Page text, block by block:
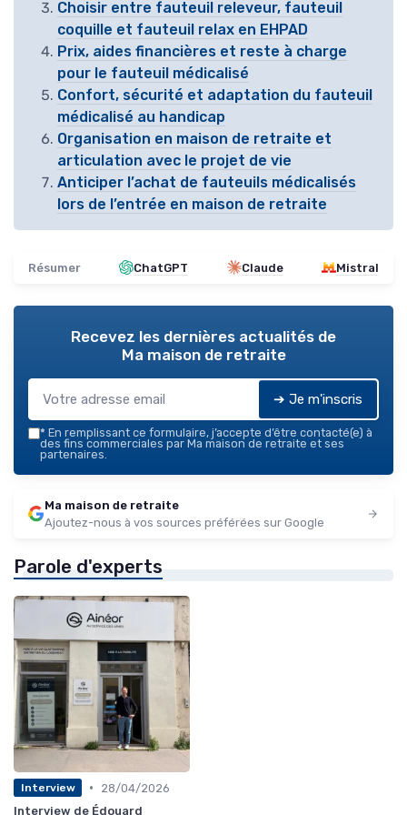
Choisir entre fauteuil releveur, fauteuil
coquille et fauteuil relax en EHPAD
Prix, aides financières et reste à charge
pour le fauteuil médicalisé
Confort, sécurité et adaptation du fauteuil
médicalisé au handicap
Organisation en maison de retraite et
articulation avec le projet de vie
Anticiper l’achat de fauteuils médicalisés
lors de l’entrée en maison de retraite
Résumer ChatGPT Claude Mistral
Recevez les dernières actualités de
Ma maison de retraite
➔ Je m'inscris
* En remplissant ce formulaire, j’accepte d’être contacté(e) à
des fins commerciales par Ma maison de retraite et ses
partenaires.
Ma maison de retraite
Ajoutez-nous à vos sources préférées sur Google
Parole d'experts
Interview •
28/04/2026
Interview de Édouard